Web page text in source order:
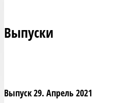
Выпуски
Выпуск 29. Апрель 2021